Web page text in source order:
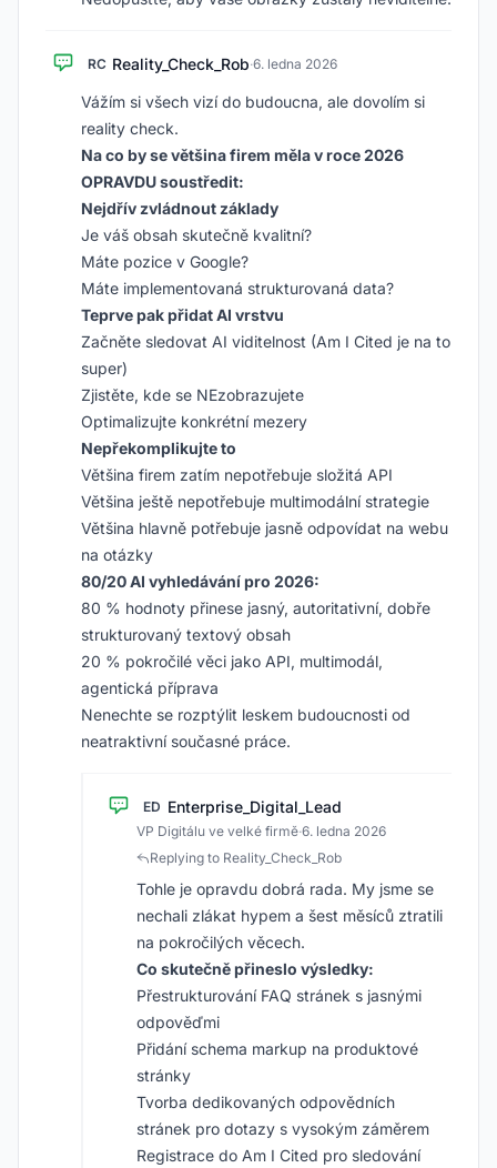
RC Reality_Check_Rob·6. ledna 2026
Vážím si všech vizí do budoucna, ale dovolím si
reality check.
Na co by se většina firem měla v roce 2026
OPRAVDU soustředit:
Nejdřív zvládnout základy
Je váš obsah skutečně kvalitní?
Máte pozice v Google?
Máte implementovaná strukturovaná data?
Teprve pak přidat AI vrstvu
Začněte sledovat AI viditelnost (Am I Cited je na to
super)
Zjistěte, kde se NEzobrazujete
Optimalizujte konkrétní mezery
Nepřekomplikujte to
Většina firem zatím nepotřebuje složitá API
Většina ještě nepotřebuje multimodální strategie
Většina hlavně potřebuje jasně odpovídat na webu
na otázky
80/20 AI vyhledávání pro 2026:
80 % hodnoty přinese jasný, autoritativní, dobře
strukturovaný textový obsah
20 % pokročilé věci jako API, multimodál,
agentická příprava
Nenechte se rozptýlit leskem budoucnosti od
neatraktivní současné práce.
ED Enterprise_Digital_Lead
VP Digitálu ve velké firmě·6. ledna 2026
Replying to Reality_Check_Rob
Tohle je opravdu dobrá rada. My jsme se
nechali zlákat hypem a šest měsíců ztratili
na pokročilých věcech.
Co skutečně přineslo výsledky:
Přestrukturování FAQ stránek s jasnými
odpověďmi
Přidání schema markup na produktové
stránky
Tvorba dedikovaných odpovědních
stránek pro dotazy s vysokým záměrem
Registrace do Am I Cited pro sledování